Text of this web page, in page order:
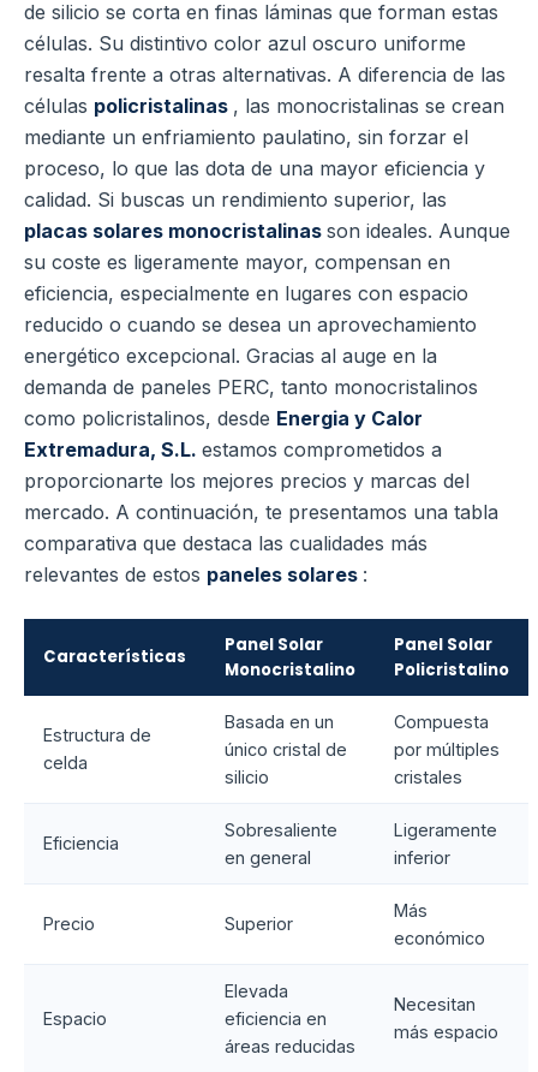
de silicio se corta en finas láminas que forman estas
células. Su distintivo color azul oscuro uniforme
resalta frente a otras alternativas. A diferencia de las
células policristalinas , las monocristalinas se crean
mediante un enfriamiento paulatino, sin forzar el
proceso, lo que las dota de una mayor eficiencia y
calidad. Si buscas un rendimiento superior, las
placas solares monocristalinas son ideales. Aunque
su coste es ligeramente mayor, compensan en
eficiencia, especialmente en lugares con espacio
reducido o cuando se desea un aprovechamiento
energético excepcional. Gracias al auge en la
demanda de paneles PERC, tanto monocristalinos
como policristalinos, desde Energia y Calor
Extremadura, S.L. estamos comprometidos a
proporcionarte los mejores precios y marcas del
mercado. A continuación, te presentamos una tabla
comparativa que destaca las cualidades más
relevantes de estos paneles solares :
Características
Panel Solar
Monocristalino
Panel Solar
Policristalino
Estructura de
celda
Basada en un
único cristal de
silicio
Compuesta
por múltiples
cristales
Eficiencia
Sobresaliente
en general
Ligeramente
inferior
Precio Superior
Más
económico
Espacio
Elevada
eficiencia en
áreas reducidas
Necesitan
más espacio